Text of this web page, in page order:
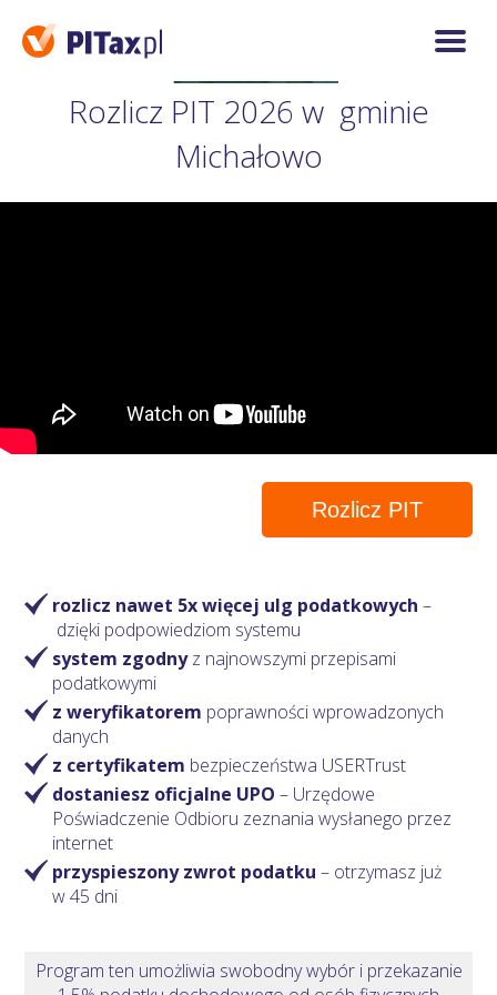
Rozlicz PIT 2026 w gminie
Michałowo
Rozlicz PIT
rozlicz nawet 5x więcej ulg podatkowych–
dzięki podpowiedziom systemu
system zgodnyz najnowszymi przepisami
podatkowymi
z weryfikatorem poprawności wprowadzonych
danych
z certyfikatem bezpieczeństwa USERTrust
dostaniesz oficjalne UPO – Urzędowe
Poświadczenie Odbioru zeznania wysłanego przez
internet
przyspieszony zwrot podatku – otrzymasz już
w 45 dni
Program ten umożliwia swobodny wybór i przekazanie